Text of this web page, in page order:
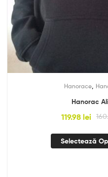
Hanorace
Hanorac
119.98 lei
Selectează